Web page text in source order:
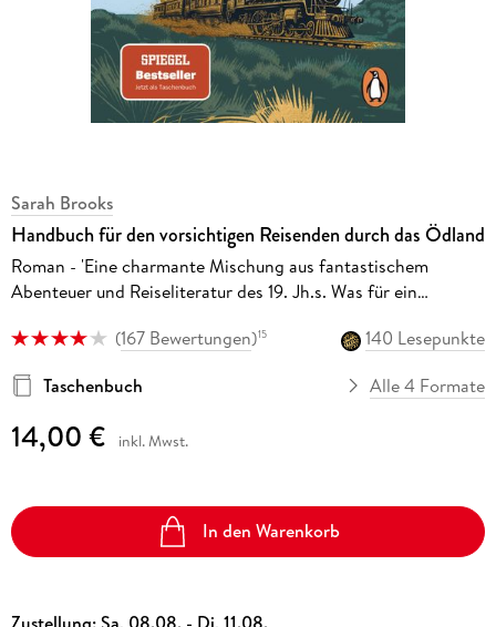
Sarah Brooks
Handbuch für den vorsichtigen Reisenden durch das Ödland
Roman - 'Eine charmante Mischung aus fantastischem
Abenteuer und Reiseliteratur des 19. Jh.s. Was für ein
(167 Bewertungen)15
140 Lesepunkte
Taschenbuch
Alle 4 Formate
14,00 € inkl. Mwst.
In den Warenkorb